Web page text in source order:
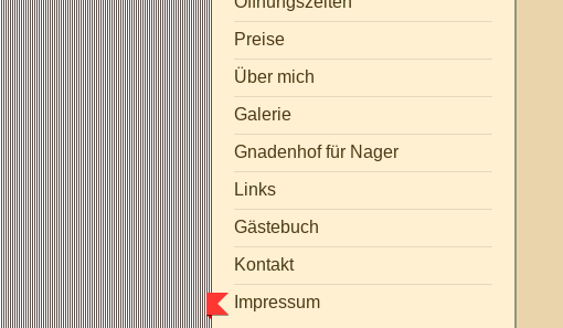
Hundestudio Timmy
Preise
Über mich
Galerie
Gnadenhof für Nager
Links
Gästebuch
Kontakt
Impressum